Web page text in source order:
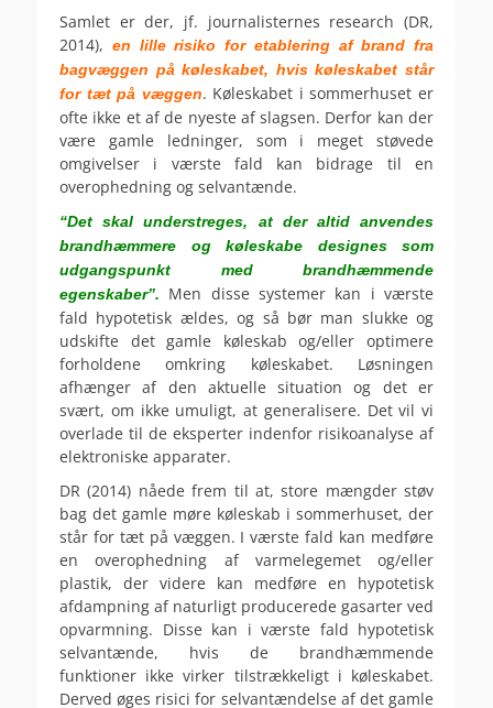
Samlet er der, jf. journalisternes research (DR,
2014), en lille risiko for etablering af brand fra
bagvæggen på køleskabet, hvis køleskabet står
for tæt på væggen. Køleskabet i sommerhuset er
ofte ikke et af de nyeste af slagsen. Derfor kan der
være gamle ledninger, som i meget støvede
omgivelser i værste fald kan bidrage til en
overophedning og selvantænde.
“Det skal understreges, at der altid anvendes
brandhæmmere og køleskabe designes som
udgangspunkt med brandhæmmende
egenskaber”. Men disse systemer kan i værste
fald hypotetisk ældes, og så bør man slukke og
udskifte det gamle køleskab og/eller optimere
forholdene omkring køleskabet. Løsningen
afhænger af den aktuelle situation og det er
svært, om ikke umuligt, at generalisere. Det vil vi
overlade til de eksperter indenfor risikoanalyse af
elektroniske apparater.
DR (2014) nåede frem til at, store mængder støv
bag det gamle møre køleskab i sommerhuset, der
står for tæt på væggen. I værste fald kan medføre
en overophedning af varmelegemet og/eller
plastik, der videre kan medføre en hypotetisk
afdampning af naturligt producerede gasarter ved
opvarmning. Disse kan i værste fald hypotetisk
selvantænde, hvis de brandhæmmende
funktioner ikke virker tilstrækkeligt i køleskabet.
Derved øges risici for selvantændelse af det gamle